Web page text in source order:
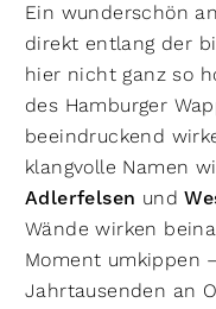
Ein wunderschön
direkt entlang der
hier nicht ganz so
des Hamburger
beeindruckend
klangvolle Namen
Adlerfelsen und
Wände wirken
Moment umkippen
Jahrtausenden an